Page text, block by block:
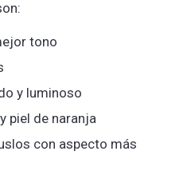
tono
y luminoso
piel de naranja
con aspecto más